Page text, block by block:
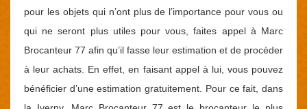
pour les objets qui n’ont plus de l’importance pour vous ou
qui ne seront plus utiles pour vous, faites appel à Marc
Brocanteur 77 afin qu’il fasse leur estimation et de procéder
à leur achats. En effet, en faisant appel à lui, vous pouvez
bénéficier d’une estimation gratuitement. Pour ce fait, dans